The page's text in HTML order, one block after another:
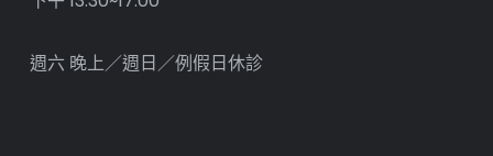
週六 晚上／週日／例假日休診